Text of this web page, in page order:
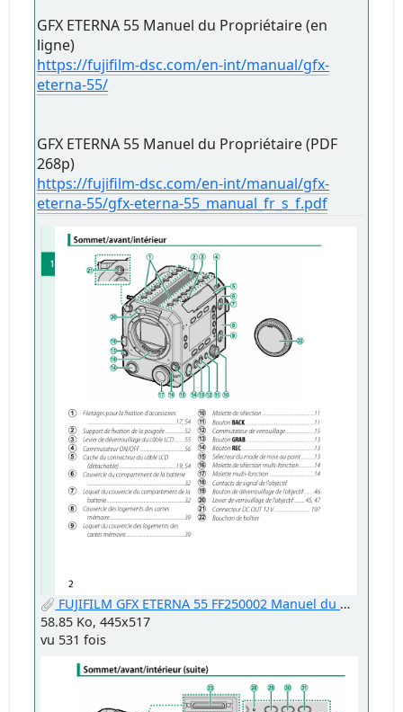
GFX ETERNA 55 Manuel du Propriétaire (en
ligne)
https://fujifilm-dsc.com/en-int/manual/gfx-
eterna-55/
GFX ETERNA 55 Manuel du Propriétaire (PDF
268p)
https://fujifilm-dsc.com/en-int/manual/gfx-
eterna-55/gfx-eterna-55_manual_fr_s_f.pdf
FUJIFILM GFX ETERNA 55 FF250002 Manuel du Propriétaire.png
58.85 Ko, 445x517
vu 531 fois